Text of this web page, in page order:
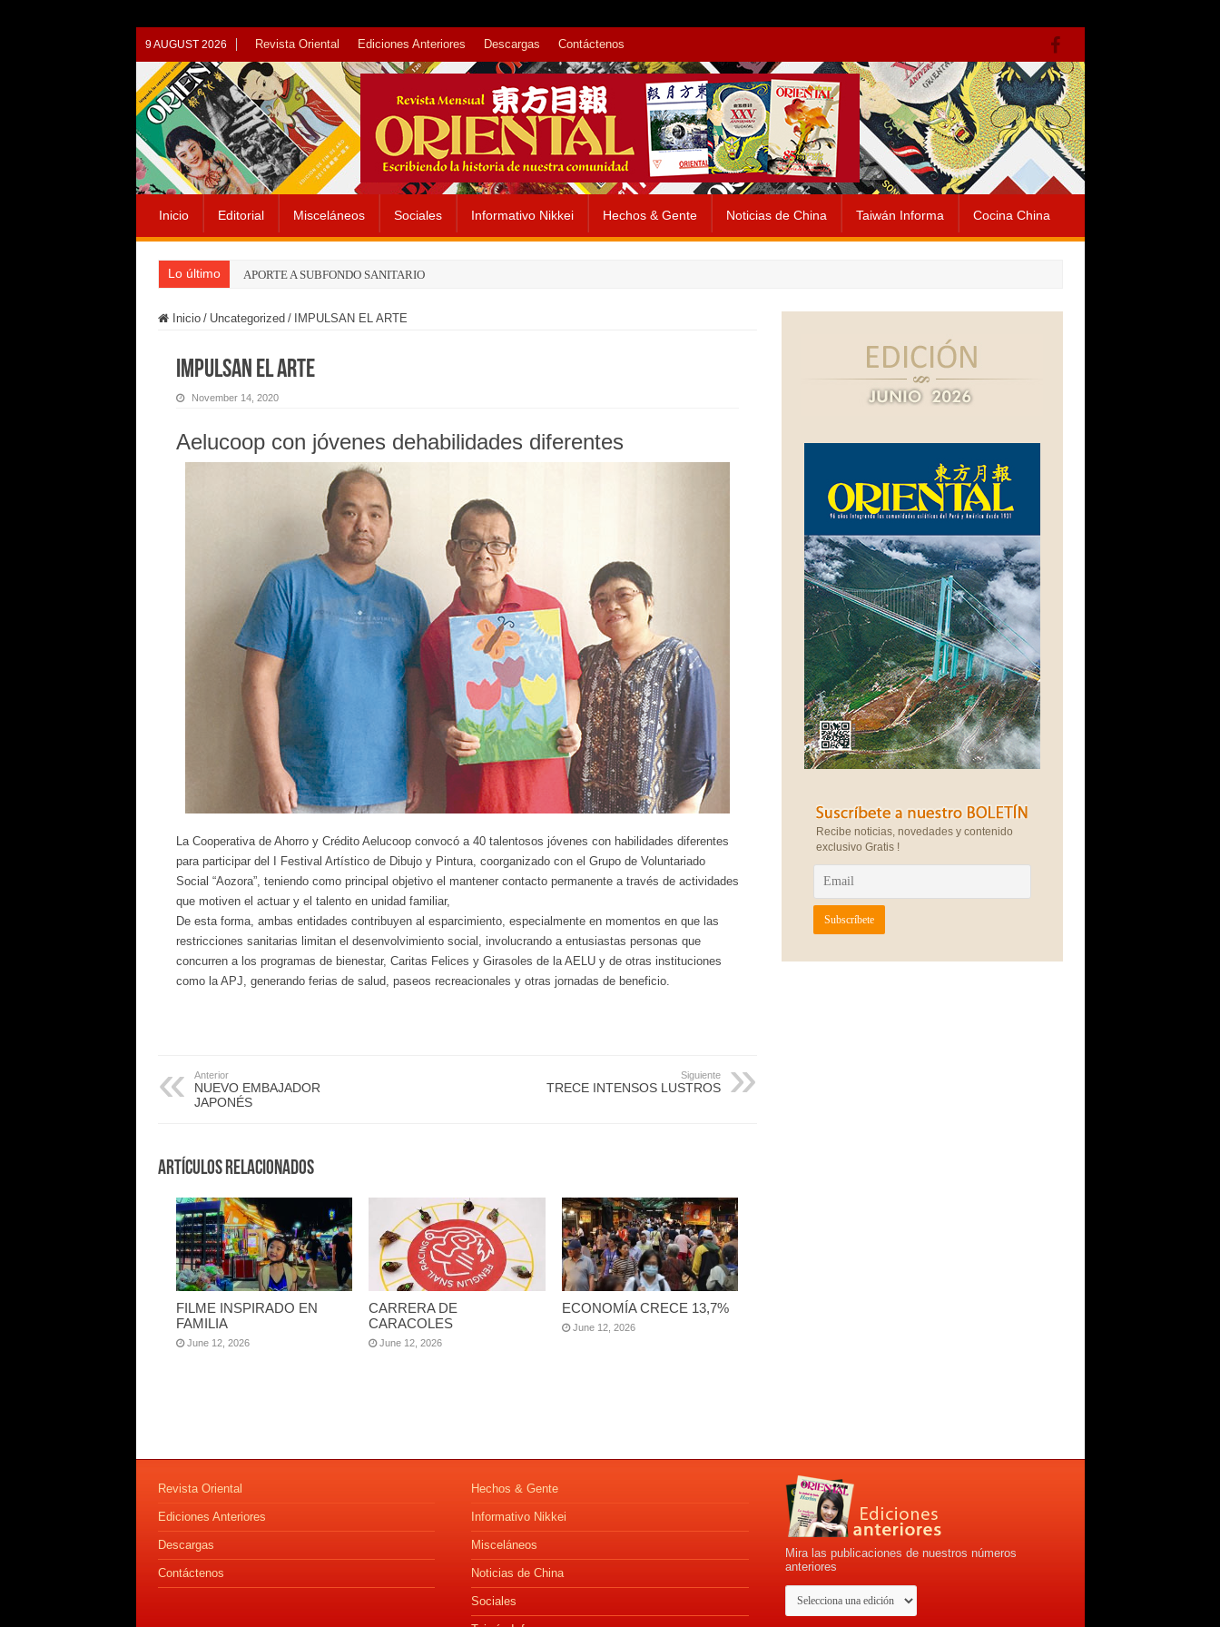
9 AUGUST 2026 Revista Oriental Ediciones Anteriores Descargas Contáctenos
Inicio Editorial Misceláneos Sociales Informativo Nikkei Hechos & Gente Noticias de China Taiwán Informa Cocina China
Lo último APORTE A SUBFONDO SANITARIO
Inicio / Uncategorized / IMPULSAN EL ARTE
IMPULSAN EL ARTE
November 14, 2020
Aelucoop con jóvenes dehabilidades diferentes
La Cooperativa de Ahorro y Crédito Aelucoop convocó a 40 talentosos jóvenes con habilidades diferentes
para participar del I Festival Artístico de Dibujo y Pintura, coorganizado con el Grupo de Voluntariado
Social “Aozora”, teniendo como principal objetivo el mantener contacto permanente a través de actividades
que motiven el actuar y el talento en unidad familiar,
De esta forma, ambas entidades contribuyen al esparcimiento, especialmente en momentos en que las
restricciones sanitarias limitan el desenvolvimiento social, involucrando a entusiastas personas que
concurren a los programas de bienestar, Caritas Felices y Girasoles de la AELU y de otras instituciones
como la APJ, generando ferias de salud, paseos recreacionales y otras jornadas de beneficio.
Anterior
NUEVO EMBAJADOR
JAPONÉS
Siguiente
TRECE INTENSOS LUSTROS
Artículos Relacionados
FILME INSPIRADO EN
FAMILIA
June 12, 2026
CARRERA DE
CARACOLES
June 12, 2026
ECONOMÍA CRECE 13,7%
June 12, 2026
Recibe noticias, novedades y contenido
exclusivo Gratis !
Revista Oriental
Ediciones Anteriores
Descargas
Contáctenos
Hechos & Gente
Informativo Nikkei
Misceláneos
Noticias de China
Sociales
Mira las publicaciones de nuestros números
anteriores